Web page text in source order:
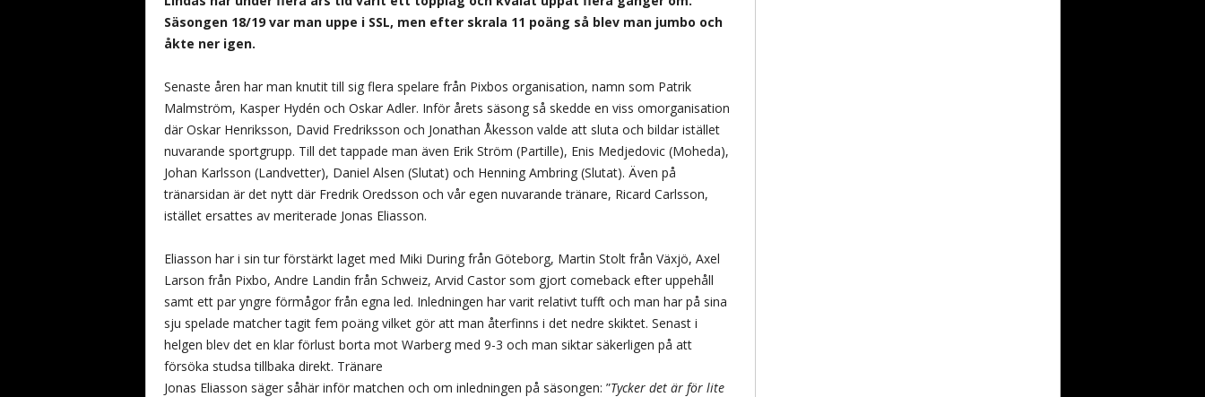
Säsongen 18/19 var man uppe i SSL, men efter skrala 11 poäng så blev man jumbo och
åkte ner igen.
Senaste åren har man knutit till sig flera spelare från Pixbos organisation, namn som Patrik
Malmström, Kasper Hydén och Oskar Adler. Inför årets säsong så skedde en viss omorganisation
där Oskar Henriksson, David Fredriksson och Jonathan Åkesson valde att sluta och bildar istället
nuvarande sportgrupp. Till det tappade man även Erik Ström (Partille), Enis Medjedovic (Moheda),
Johan Karlsson (Landvetter), Daniel Alsen (Slutat) och Henning Ambring (Slutat). Även på
tränarsidan är det nytt där Fredrik Oredsson och vår egen nuvarande tränare, Ricard Carlsson,
istället ersattes av meriterade Jonas Eliasson.
Eliasson har i sin tur förstärkt laget med Miki During från Göteborg, Martin Stolt från Växjö, Axel
Larson från Pixbo, Andre Landin från Schweiz, Arvid Castor som gjort comeback efter uppehåll
samt ett par yngre förmågor från egna led. Inledningen har varit relativt tufft och man har på sina
sju spelade matcher tagit fem poäng vilket gör att man återfinns i det nedre skiktet. Senast i
helgen blev det en klar förlust borta mot Warberg med 9-3 och man siktar säkerligen på att
försöka studsa tillbaka direkt. Tränare
Jonas Eliasson säger såhär inför matchen och om inledningen på säsongen: ”Tycker det är för lite